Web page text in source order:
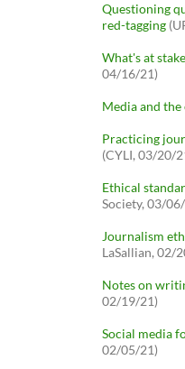
Questioning
red-tagging
What's at
04/16/21)
Media and
Practicing
(CYLI, 03/20/
Ethical
Society, 03/
Journalism
LaSallian, 02/
Notes on
02/19/21)
Social media
02/05/21)